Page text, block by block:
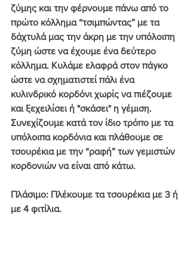
ζύμης και την φέρνουμε πάνω από το
πρώτο κόλλημα “τσιμπώντας” με τα
δάχτυλά μας την άκρη με την υπόλοιπη
ζύμη ώστε να έχουμε ένα δεύτερο
κόλλημα. Κυλάμε ελαφρά στον πάγκο
ώστε να σχηματιστεί πάλι ένα
κυλινδρικό κορδόνι χωρίς να πιέζουμε
και ξεχειλίσει ή "σκάσει" η γέμιση.
Συνεχίζουμε κατά τον ίδιο τρόπο με τα
υπόλοιπα κορδόνια και πλάθουμε σε
τσουρέκια με την “ραφή” των γεμιστών
κορδονιών να είναι από κάτω.
Πλάσιμο: Πλέκουμε τα τσουρέκια με 3 ή
με 4 φιτίλια.